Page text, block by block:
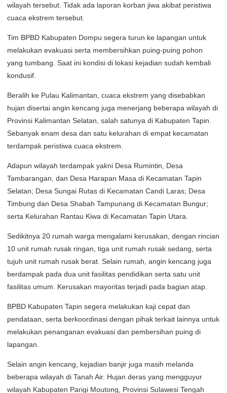
wilayah tersebut. Tidak ada laporan korban jiwa akibat peristiwa
cuaca ekstrem tersebut.
Tim BPBD Kabupaten Dompu segera turun ke lapangan untuk
melakukan evakuasi serta membersihkan puing-puing pohon
yang tumbang. Saat ini kondisi di lokasi kejadian sudah kembali
kondusif.
Beralih ke Pulau Kalimantan, cuaca ekstrem yang disebabkan
hujan disertai angin kencang juga menerjang beberapa wilayah di
Provinsi Kalimantan Selatan, salah satunya di Kabupaten Tapin.
Sebanyak enam desa dan satu kelurahan di empat kecamatan
terdampak peristiwa cuaca ekstrem.
Adapun wilayah terdampak yakni Desa Rumintin, Desa
Tambarangan, dan Desa Harapan Masa di Kecamatan Tapin
Selatan; Desa Sungai Rutas di Kecamatan Candi Laras; Desa
Timbung dan Desa Shabah Tampunang di Kecamatan Bungur;
serta Kelurahan Rantau Kiwa di Kecamatan Tapin Utara.
Sedikitnya 20 rumah warga mengalami kerusakan, dengan rincian
10 unit rumah rusak ringan, tiga unit rumah rusak sedang, serta
tujuh unit rumah rusak berat. Selain rumah, angin kencang juga
berdampak pada dua unit fasilitas pendidikan serta satu unit
fasilitas umum. Kerusakan mayoritas terjadi pada bagian atap.
BPBD Kabupaten Tapin segera melakukan kaji cepat dan
pendataan, serta berkoordinasi dengan pihak terkait lainnya untuk
melakukan penanganan evakuasi dan pembersihan puing di
lapangan.
Selain angin kencang, kejadian banjir juga masih melanda
beberapa wilayah di Tanah Air. Hujan deras yang mengguyur
wilayah Kabupaten Parigi Moutong, Provinsi Sulawesi Tengah